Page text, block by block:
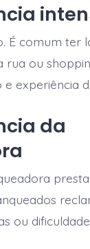
É comum ter
rua ou
experiência
da
ou